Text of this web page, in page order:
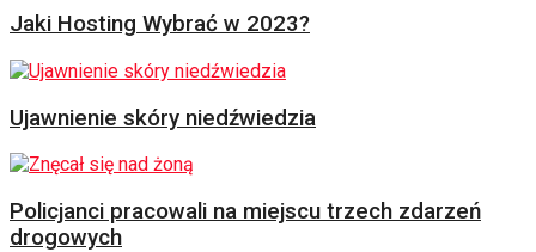
Jaki Hosting Wybrać w 2023?
Ujawnienie skóry niedźwiedzia
Policjanci pracowali na miejscu trzech zdarzeń
drogowych